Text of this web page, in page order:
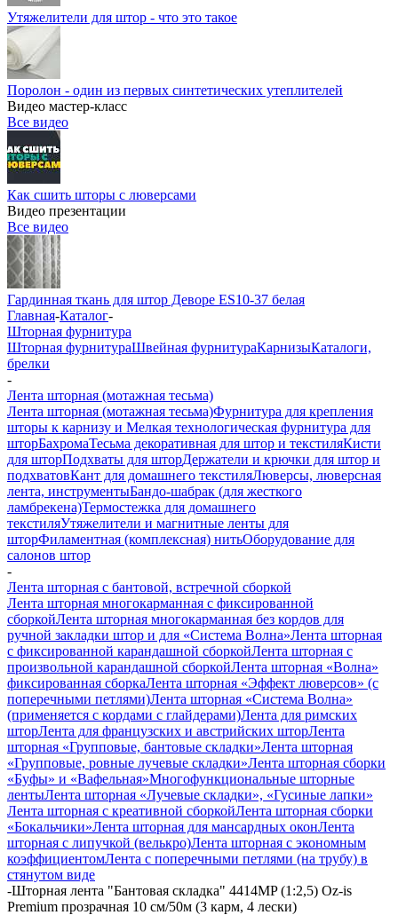
Утяжелители для штор - что это такое
Поролон - один из первых синтетических утеплителей
Видео мастер-класс
Все видео
Как сшить шторы с люверсами
Видео презентации
Все видео
Гардинная ткань для штор Деворе ES10-37 белая
Главная-Каталог-
Шторная фурнитура
Шторная фурнитураШвейная фурнитураКарнизыКаталоги,
брелки
-
Лента шторная (мотажная тесьма)
Лента шторная (мотажная тесьма)Фурнитура для крепления
шторы к карнизу и Мелкая технологическая фурнитура для
шторБахромаТесьма декоративная для штор и текстиляКисти
для шторПодхваты для шторДержатели и крючки для штор и
подхватовКант для домашнего текстиляЛюверсы, люверсная
лента, инструментыБандо-шабрак (для жесткого
ламбрекена)Термостежка для домашнего
текстиляУтяжелители и магнитные ленты для
шторФиламентная (комплексная) нитьОборудование для
салонов штор
-
Лента шторная с бантовой, встречной сборкой
Лента шторная многокарманная с фиксированной
сборкойЛента шторная многокарманная без кордов для
ручной закладки штор и для «Система Волна»Лента шторная
с фиксированной карандашной сборкойЛента шторная с
произвольной карандашной сборкойЛента шторная «Волна»
фиксированная сборкаЛента шторная «Эффект люверсов» (с
поперечными петлями)Лента шторная «Система Волна»
(применяется с кордами с глайдерами)Лента для римских
шторЛента для французских и австрийских шторЛента
шторная «Групповые, бантовые складки»Лента шторная
«Групповые, ровные лучевые складки»Лента шторная сборки
«Буфы» и «Вафельная»Многофункциональные шторные
лентыЛента шторная «Лучевые складки», «Гусиные лапки»
Лента шторная с креативной сборкойЛента шторная сборки
«Бокальчики»Лента шторная для мансардных оконЛента
шторная с липучкой (велькро)Лента шторная с экономным
коэффициентомЛента с поперечными петлями (на трубу) в
стянутом виде
-Шторная лента "Бантовая складка" 4414MP (1:2,5) Oz-is
Premium прозрачная 10 см/50м (3 карм, 4 лески)